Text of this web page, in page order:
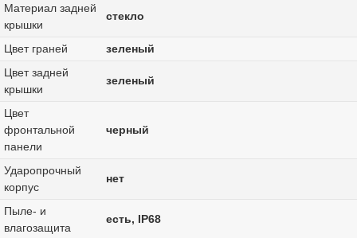
Материал задней
крышки
стекло
Цвет граней
зеленый
Цвет задней
крышки
зеленый
Цвет
фронтальной
панели
черный
Ударопрочный
корпус
нет
Пыле- и
влагозащита
есть, IP68